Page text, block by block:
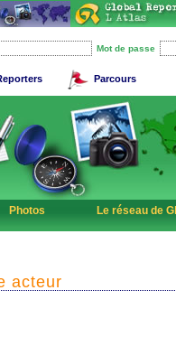
Mot de passe
Parcours
Photos Le réseau de
acteur